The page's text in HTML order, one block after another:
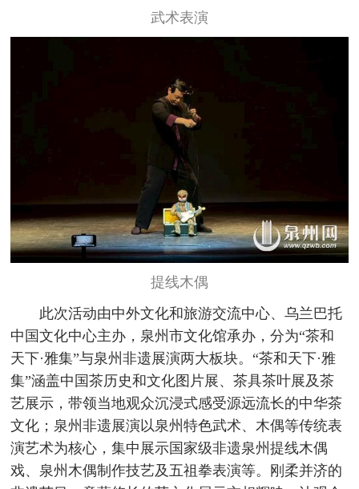
武术表演
提线木偶
此次活动由中外文化和旅游交流中心、乌兰巴托
中国文化中心主办，泉州市文化馆承办，分为“茶和
天下·雅集”与泉州非遗展演两大板块。“茶和天下·雅
集”涵盖中国茶历史和文化图片展、茶具茶叶展及茶
艺展示，带领当地观众沉浸式感受源远流长的中华茶
文化；泉州非遗展演以泉州特色武术、木偶等传统表
演艺术为核心，集中展示国家级非遗泉州提线木偶
戏、泉州木偶制作技艺及五祖拳表演等。刚柔并济的